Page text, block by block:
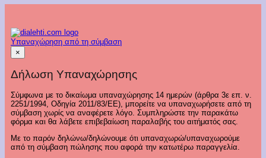
Υπαναχώρηση από τη σύμβαση
×
Δήλωση Υπαναχώρησης
Σύμφωνα με το δικαίωμα υπαναχώρησης 14 ημερών (άρθρα 3ε επ. ν.
2251/1994, Οδηγία 2011/83/ΕΕ), μπορείτε να υπαναχωρήσετε από τη
σύμβαση χωρίς να αναφέρετε λόγο. Συμπληρώστε την παρακάτω
φόρμα και θα λάβετε επιβεβαίωση παραλαβής του αιτήματός σας.
Με το παρόν δηλώνω/δηλώνουμε ότι υπαναχωρώ/υπαναχωρούμε
από τη σύμβαση πώλησης που αφορά την κατωτέρω παραγγελία.